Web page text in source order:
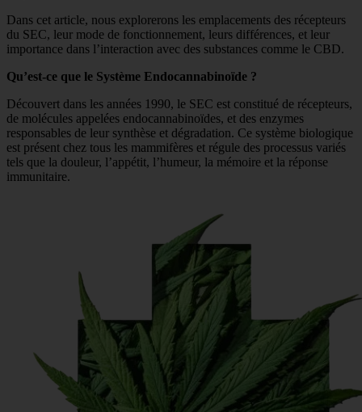
Dans cet article, nous explorerons les emplacements des récepteurs
du SEC, leur mode de fonctionnement, leurs différences, et leur
importance dans l’interaction avec des substances comme le CBD.
Qu’est-ce que le Système Endocannabinoïde ?
Découvert dans les années 1990, le SEC est constitué de récepteurs,
de molécules appelées endocannabinoïdes, et des enzymes
responsables de leur synthèse et dégradation. Ce système biologique
est présent chez tous les mammifères et régule des processus variés
tels que la douleur, l’appétit, l’humeur, la mémoire et la réponse
immunitaire.